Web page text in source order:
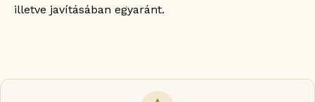
illetve javításában egyaránt.